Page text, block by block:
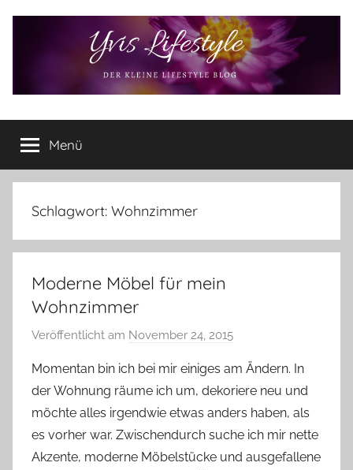
Yvis
Lifestyle
Lifestyle
Blog
–
Lifestyle,
Produkttests
vieles
mehr
Menü
Schlagwort: Wohnzimmer
Moderne Möbel für mein
Wohnzimmer
Veröffentlicht am November 24, 2015
n
Y
v
o
n
Momentan bin ich bei mir einiges am Ändern. In
der Wohnung räume ich um, dekoriere neu und
möchte alles irgendwie etwas anders haben, als
es vorher war. Zwischendurch suche ich mir nette
Akzente, moderne Möbelstücke und ausgefallene